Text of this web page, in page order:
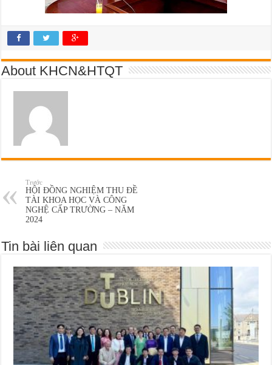
About KHCN&HTQT
Trước
HỘI ĐỒNG NGHIỆM THU ĐỀ
TÀI KHOA HỌC VÀ CÔNG
NGHỆ CẤP TRƯỜNG – NĂM
2024
Tin bài liên quan